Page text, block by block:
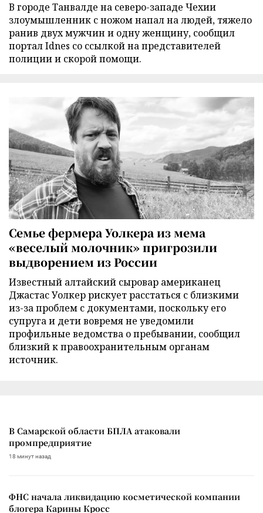
В городе Танвалде на северо-западе Чехии
злоумышленник с ножом напал на людей, тяжело
ранив двух мужчин и одну женщину, сообщил
портал Idnes со ссылкой на представителей
полиции и скорой помощи.
Семье фермера Уолкера из мема
«веселый молочник» пригрозили
выдворением из России
Известный алтайский сыровар американец
Джастас Уолкер рискует расстаться с близкими
из-за проблем с документами, поскольку его
супруга и дети вовремя не уведомили
профильные ведомства о пребывании, сообщил
близкий к правоохранительным органам
источник.
В Самарской области БПЛА атаковали
промпредприятие
18 минут назад
ФНС начала ликвидацию косметической компании
блогера Карины Кросс